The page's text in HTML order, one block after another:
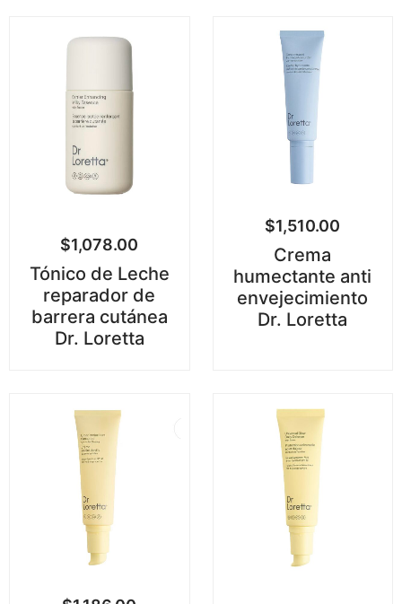
$1,078.00
Tónico de Leche
reparador de
barrera cutánea
Dr. Loretta
$1,510.00
Crema
humectante anti
envejecimiento
Dr. Loretta